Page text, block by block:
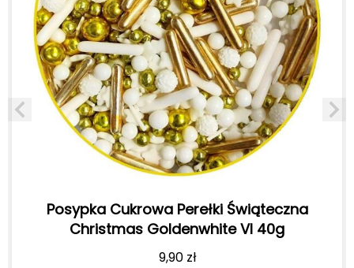
Perełki Świąteczna
Goldenwhite VI 40g
Posypka